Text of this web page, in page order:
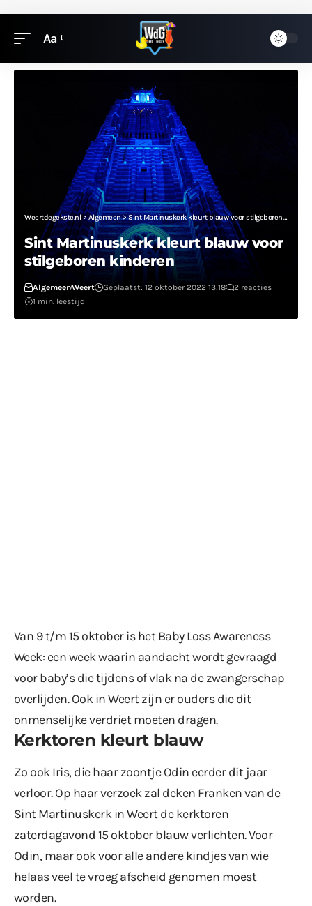
Aa
Weertdegekste.nl>Algemeen>Sint Martinuskerk kleurt blauw voor stilgeboren kinderen
Sint Martinuskerk kleurt blauw voor
stilgeboren kinderen
AlgemeenWeert Geplaatst: 12 oktober 2022 13:18
2 reacties
1 min. leestijd
Van 9 t/m 15 oktober is het Baby Loss Awareness
Week: een week waarin aandacht wordt gevraagd
voor baby’s die tijdens of vlak na de zwangerschap
overlijden. Ook in Weert zijn er ouders die dit
onmenselijke verdriet moeten dragen.
Kerktoren kleurt blauw
Zo ook Iris, die haar zoontje Odin eerder dit jaar
verloor. Op haar verzoek zal deken Franken van de
Sint Martinuskerk in Weert de kerktoren
zaterdagavond 15 oktober blauw verlichten. Voor
Odin, maar ook voor alle andere kindjes van wie
helaas veel te vroeg afscheid genomen moest
worden.